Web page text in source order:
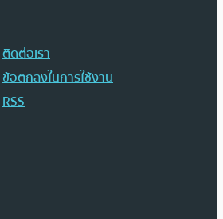
ติดต่อเรา
ข้อตกลงในการใช้งาน
RSS